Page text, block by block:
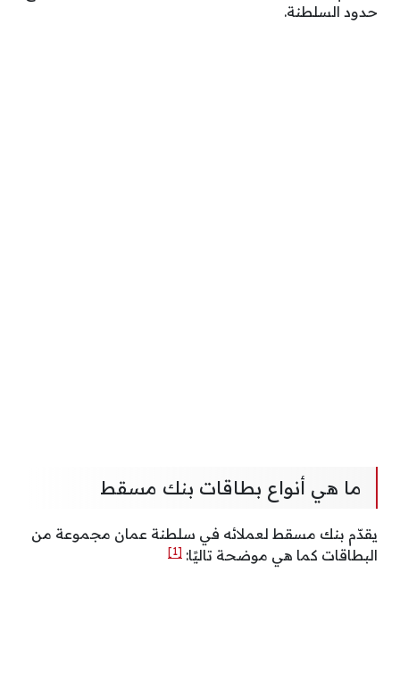
حدود السلطنة.
ما هي أنواع بطاقات بنك مسقط
يقدّم بنك مسقط لعملائه في سلطنة عمان مجموعة من
البطاقات كما هي موضحة تاليًا: [1]